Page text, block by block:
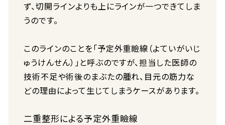
ず、切開ラインよりも上にラインが一つできてしま
うのです。
このラインのことを「予定外重瞼線（よていがいじ
ゅうけんせん）」と呼ぶのですが、担当した医師の
技術不足や術後のまぶたの腫れ、目元の筋力な
どの理由によって生じてしまうケースがあります。
二重整形による予定外重瞼線